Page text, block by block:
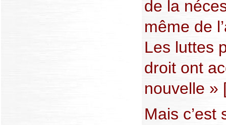
de la
même de
Les luttes
droit ont
nouvelle »
Mais c’est